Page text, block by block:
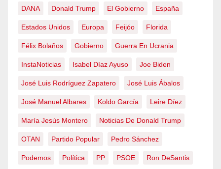
DANA Donald Trump El Gobierno España
Estados Unidos Europa Feijóo Florida
Félix Bolaños Gobierno Guerra En Ucrania
InstaNoticias Isabel Díaz Ayuso Joe Biden
José Luis Rodríguez Zapatero José Luis Ábalos
José Manuel Albares Koldo García Leire Díez
María Jesús Montero Noticias De Donald Trump
OTAN Partido Popular Pedro Sánchez
Podemos Política PP PSOE Ron DeSantis